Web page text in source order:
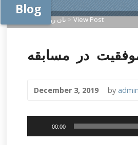
Blog
>نان روزانه>View Post
December 3, 2019 by admin
00:00